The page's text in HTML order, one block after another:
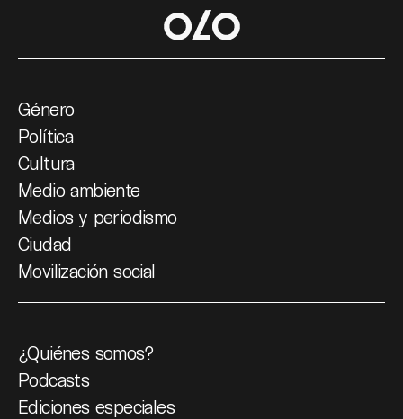
Género
Política
Cultura
Medio ambiente
Medios y periodismo
Ciudad
Movilización social
¿Quiénes somos?
Podcasts
Ediciones especiales